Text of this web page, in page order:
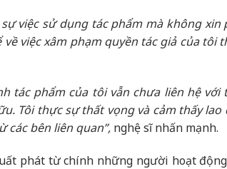
việc sử dụng tác phẩm mà không xin
việc xâm phạm quyền tác giả của tôi
tác phẩm của tôi vẫn chưa liên hệ với
Tôi thực sự thất vọng và cảm thấy lao
các bên liên quan”, nghệ sĩ nhấn mạnh.
phát từ chính những người hoạt